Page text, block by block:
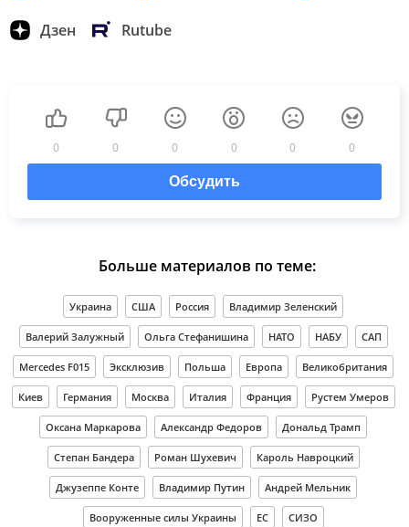
Дзен Rutube
0 0 0 0 0 0
Обсудить
Больше материалов по теме:
Украина США Россия Владимир Зеленский
Валерий Залужный Ольга Стефанишина НАТО НАБУ САП
Mercedes F015 Эксклюзив Польша Европа Великобритания
Киев Германия Москва Италия Франция Рустем Умеров
Оксана Маркарова Александр Федоров Дональд Трамп
Степан Бандера Роман Шухевич Кароль Навроцкий
Джузеппе Конте Владимир Путин Андрей Мельник
Вооруженные силы Украины ЕС СИЗО